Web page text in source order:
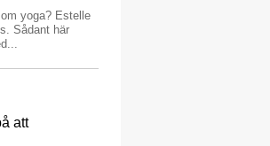
yoga? Estelle
Sådant här
att